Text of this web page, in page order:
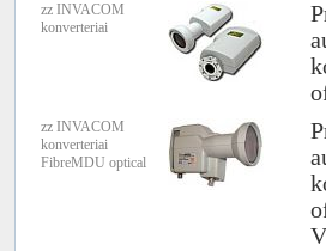
zz INVACOM
konverteriai
zz INVACOM
konverteriai
FibreMDU optical